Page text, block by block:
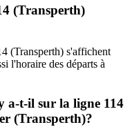
(Transperth)
(Transperth) s'affichent
l'horaire des départs à
a-t-il sur la ligne 114
(Transperth)?